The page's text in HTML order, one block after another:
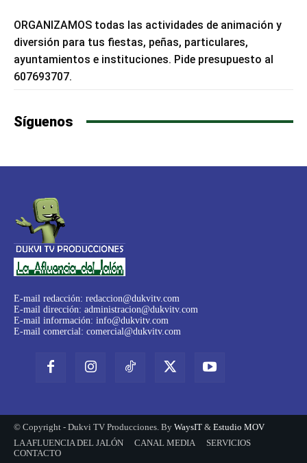
ORGANIZAMOS todas las actividades de animación y
diversión para tus fiestas, peñas, particulares,
ayuntamientos e instituciones. Pide presupuesto al
607693707.
Síguenos
E-mail redacción: redaccion@dukvitv.com
E-mail dirección: administracion@dukvitv.com
E-mail información: info@dukvitv.com
E-mail comercial: comercial@dukvitv.com
© Copyright - Dukvi TV Producciones. By WaysIT & Estudio MOV
LA AFLUENCIA DEL JALÓN
CANAL MEDIA
SERVICIOS
CONTACTO